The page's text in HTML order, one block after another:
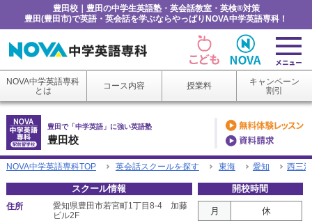
豊田校｜豊田の中学生英語塾・英会話教室・英検®対策
豊田(豊田市)で英語・英会話を学ぶならやっぱりNOVA中学英語専科！
NOVA中学英語専科
とは
コース内容 授業料
キャンペーン
割引
豊田校
豊田で「中学英語」に強い英語塾
NOVA中学英語専科TOP 英会話スクールを探す 東海 愛知 西三河
スクール情報
住所
愛知県豊田市若宮町1丁目8-4 加藤
ビル2F
開校時間
月
休